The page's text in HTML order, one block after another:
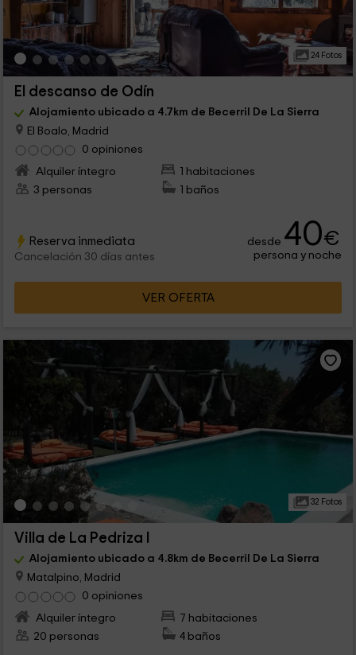
24 Fotos
El descanso de Odín
Alojamiento ubicado a 4.7km de Becerril De La Sierra
El Boalo, Madrid
0 opiniones
Alquiler íntegro
1 habitaciones
3 personas
1 baños
Reserva inmediata
Cancelación 30 días antes
desde 40€
persona y noche
VER OFERTA
32 Fotos
Villa de La Pedriza I
Alojamiento ubicado a 4.8km de Becerril De La Sierra
Matalpino, Madrid
0 opiniones
Alquiler íntegro
7 habitaciones
20 personas
4 baños